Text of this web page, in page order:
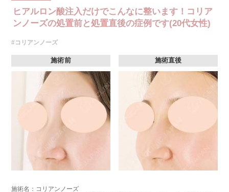
ヒアルロン酸注入だけでこんなに整います！コリア
ンノーズの処置前と処置直後の症例です(20代女性)
#コリアンノーズ
施術前 施術直後
施術名：コリアンノーズ